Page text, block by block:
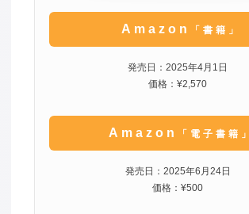
Amazon 「書籍」
発売日：2025年4月1日
価格：¥2,570
Amazon 「電子書籍」
発売日：2025年6月24日
価格：¥500